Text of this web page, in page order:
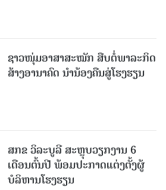
ຊາວໜຸ່ມອາສາສະໝັກ ສືບຕໍ່ພາລະກິດ
ສ້າງອານາຄົດ ນໍານ້ອງຄືນສູ່ໂຮງຮຽນ
ສກຂ ວິລະບູລີ ສະຫຼຸບວຽກງານ 6
ເດືອນຕົ້ນປີ ພ້ອມປະກາດແຕ່ງຕັ້ງຜູ້
ບໍລິຫານໂຮງຮຽນ